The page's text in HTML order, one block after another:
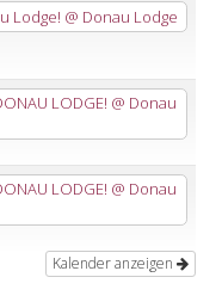
Lodge! @ Donau Lodge
LODGE! @ Donau
LODGE! @ Donau
Kalender anzeigen